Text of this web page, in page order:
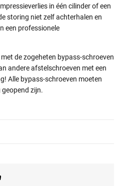
in één cilinder of een
storing niet zelf achterhalen en
een professionele
de zogeheten bypass-schroeven
andere afstelschroeven met een
Alle bypass-schroeven moeten
zijn.